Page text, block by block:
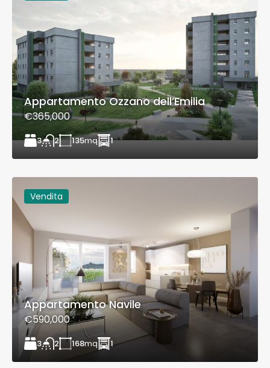
Appartamento Ozzano dell’Emilia
€365,000
3 2 135mq 1
Vendita
Appartamento Navile
€590,000
3 2 168mq 1